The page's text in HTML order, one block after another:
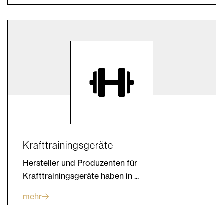
Krafttrainingsgeräte
Hersteller und Produzenten für
Krafttrainingsgeräte haben in ...
mehr